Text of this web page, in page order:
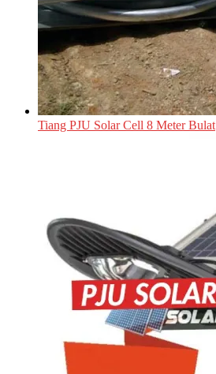
Tiang PJU Solar Cell 8 Meter Bulat